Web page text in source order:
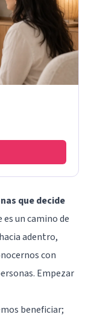
que decide
es un camino de
adentro,
con
Empezar
beneficiar;